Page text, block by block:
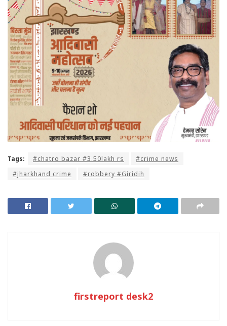
Tags: #chatro bazar #3.50lakh rs
#crime news
#jharkhand crime
#robbery #Giridih
firstreport desk2